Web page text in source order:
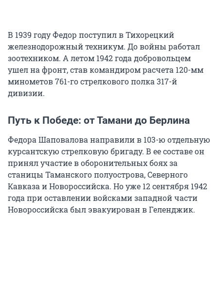
В 1939 году Федор поступил в Тихорецкий
железнодорожный техникум. До войны работал
зоотехником. А летом 1942 года добровольцем
ушел на фронт, став командиром расчета 120-мм
минометов 761-го стрелкового полка 317-й
дивизии.
Путь к Победе: от Тамани до Берлина
Федора Шаповалова направили в 103-ю отдельную
курсантскую стрелковую бригаду. В ее составе он
принял участие в оборонительных боях за
станицы Таманского полуострова, Северного
Кавказа и Новороссийска. Но уже 12 сентября 1942
года при оставлении войсками западной части
Новороссийска был эвакуирован в Геленджик.